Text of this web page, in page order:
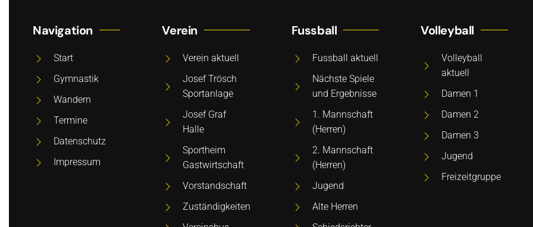
Navigation
Start
Gymnastik
Wandern
Termine
Datenschutz
Impressum
Verein
Verein aktuell
Josef Trösch
Sportanlage
Josef Graf
Halle
Sportheim
Gastwirtschaft
Vorstandschaft
Zuständigkeiten
Fussball
Fussball aktuell
Nächste Spiele
und Ergebnisse
1. Mannschaft
(Herren)
2. Mannschaft
(Herren)
Jugend
Alte Herren
Volleyball
Volleyball
aktuell
Damen 1
Damen 2
Damen 3
Jugend
Freizeitgruppe